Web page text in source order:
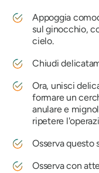
Appoggia
sul ginocchio,
cielo.
Chiudi
Ora, unisci
formare un
anulare e
ripetere
Osserva questo
Osserva con